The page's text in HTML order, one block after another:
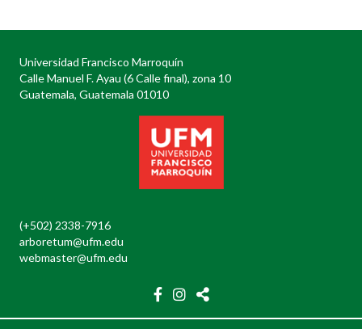
Universidad Francisco Marroquín
Calle Manuel F. Ayau (6 Calle final), zona 10
Guatemala, Guatemala 01010
(+502) 2338-7916
arboretum@ufm.edu
webmaster@ufm.edu